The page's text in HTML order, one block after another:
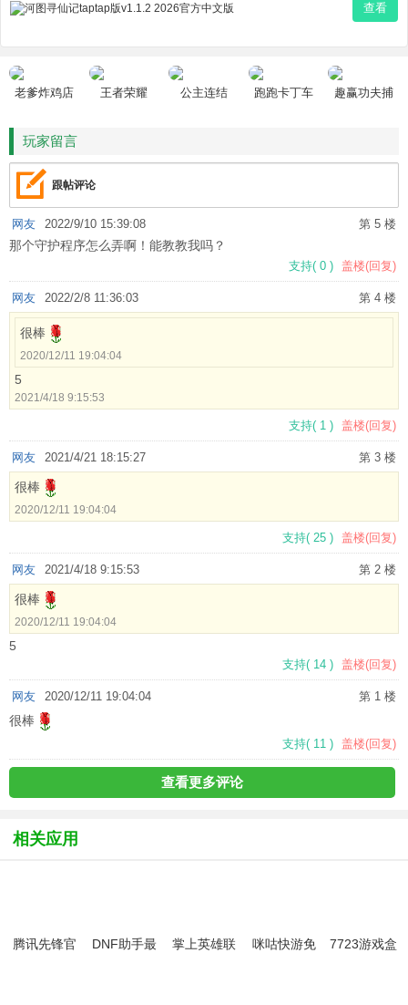
查看
老爹炸鸡店
王者荣耀 公主连结 跑跑卡丁车
趣赢功夫捕
玩家留言
跟帖评论
第 5 楼
网友 2022/9/10 15:39:08
那个守护程序怎么弄啊！能教教我吗？
支持( 0 ) 盖楼(回复)
第 4 楼
网友 2022/2/8 11:36:03
很棒
2020/12/11 19:04:04
5
2021/4/18 9:15:53
支持( 1 ) 盖楼(回复)
第 3 楼
网友 2021/4/21 18:15:27
很棒
2020/12/11 19:04:04
支持( 25 ) 盖楼(回复)
第 2 楼
网友 2021/4/18 9:15:53
很棒
2020/12/11 19:04:04
5
支持( 14 ) 盖楼(回复)
第 1 楼
网友 2020/12/11 19:04:04
很棒
支持( 11 ) 盖楼(回复)
查看更多评论
相关应用
腾讯先锋官
DNF助手最
掌上英雄联
咪咕快游免
7723游戏盒